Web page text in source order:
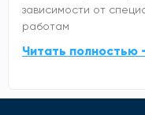
зависимости от
работам
Читать полностью